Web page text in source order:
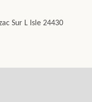
Sur L Isle 24430